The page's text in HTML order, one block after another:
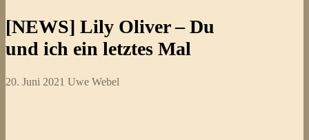
[NEWS] Lily Oliver – Du
und ich ein letztes Mal
20. Juni 2021 Uwe Webel